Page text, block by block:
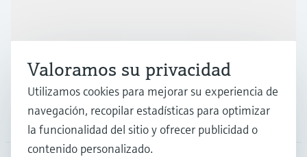
Soporte
Compañía
Valoramos su privacidad
Utilizamos cookies para mejorar su experiencia de
navegación, recopilar estadísticas para optimizar
la funcionalidad del sitio y ofrecer publicidad o
contenido personalizado.